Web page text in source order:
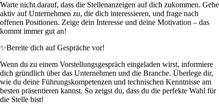
Warte nicht darauf, dass die Stellenanzeigen auf dich zukommen. Gehe
aktiv auf Unternehmen zu, die dich interessieren, und frage nach
offenen Positionen. Zeige dein Interesse und deine Motivation – das
kommt immer gut an!
✨Bereite dich auf Gespräche vor!
Wenn du zu einem Vorstellungsgespräch eingeladen wirst, informiere
dich gründlich über das Unternehmen und die Branche. Überlege dir,
wie du deine Führungskompetenzen und technischen Kenntnisse am
besten präsentieren kannst. So zeigst du, dass du die perfekte Wahl für
die Stelle bist!